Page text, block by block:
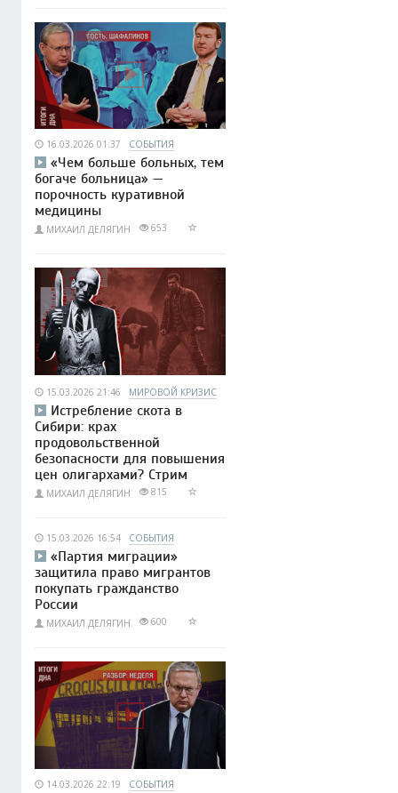
16.03.2026 01:37 СОБЫТИЯ
«Чем больше больных, тем
богаче больница» —
порочность куративной
медицины
МИХАИЛ ДЕЛЯГИН 653
15.03.2026 21:46 МИРОВОЙ КРИЗИС
Истребление скота в
Сибири: крах
продовольственной
безопасности для повышения
цен олигархами? Стрим
МИХАИЛ ДЕЛЯГИН 815
15.03.2026 16:54 СОБЫТИЯ
«Партия миграции»
защитила право мигрантов
покупать гражданство
России
МИХАИЛ ДЕЛЯГИН 600
14.03.2026 22:19 СОБЫТИЯ